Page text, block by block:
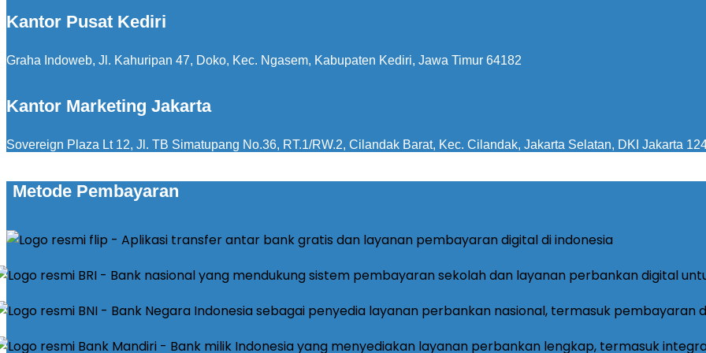
Kantor Pusat Kediri
Graha Indoweb, Jl. Kahuripan 47, Doko, Kec. Ngasem, Kabupaten Kediri, Jawa Timur 64182
Kantor Marketing Jakarta
Sovereign Plaza Lt 12, Jl. TB Simatupang No.36, RT.1/RW.2, Cilandak Barat, Kec. Cilandak, Jakarta Selatan, DKI Jakarta
Metode Pembayaran